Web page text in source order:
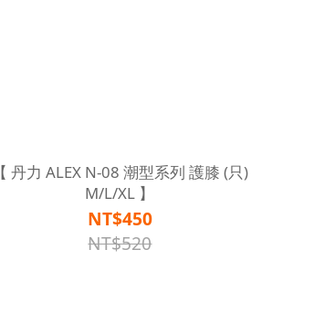
【 丹力 ALEX N-08 潮型系列 護膝 (只)
M/L/XL 】
NT$450
NT$520